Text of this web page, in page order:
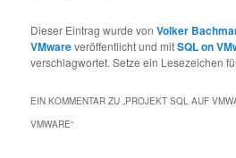
Dieser Eintrag wurde vonVolker
VMwareveröffentlicht und mitSQL on
verschlagwortet. Setze ein Lesezeichen
EIN KOMMENTAR ZU „ PROJEKT SQL AUF
VMWARE“